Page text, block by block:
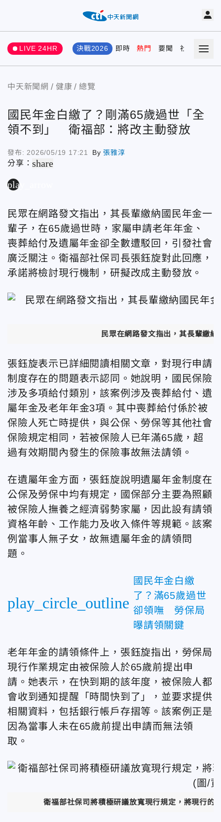
LIVE 24HR 決戰2026 即時 熱門 要聞 社會 娛樂
中天新聞網 健康 總覽
國民年金白繳了？剛滿65歲過世「全
領不到」 衛福部：將改主動發放
發布: 2026/05/19 17:21 By張雅淳
分享：share
play_arrow
民眾在網路發文指出，其長輩繳納國民年金一
輩子，在65歲過世時，家屬申請老年年金、
喪葬給付及遺屬年金卻全數遭駁回，引發社會
廣泛關注。 衛福部社保司長張鈺旋對此回應，
承諾將檢討現行機制，研擬改成主動發放。
民眾在網路發文指出，其長輩繳
張鈺旋表示已詳細閱讀相關文章，對現行申請
制度存在的問題表示認同。她說明，國民保險
涉及多項給付類別，該案例涉及喪葬給付、遺
屬年金及老年年金3項。其中喪葬給付係於被
保險人死亡時提供，與公保、勞保等其他社會
保險規定相同，若被保險人已年滿65歲，超
過有效期間內發生的保險事故無法請領。
在遺屬年金方面，張鈺旋說明遺屬年金制度在
公保及勞保中均有規定，國保部分主要為照顧
被保險人撫養之經濟弱勢家屬，因此設有請領
資格年齡、工作能力及收入條件等規範。該案
例當事人無子女，故無遺屬年金的請領問
題。
play_circle_outline
國民年金白繳
了？滿65歲過世
卻領嘸 勞保局
曝請領關鍵
老年年金的請領條件上，張鈺旋指出，勞保局
現行作業規定由被保險人於65歲前提出申
請。她表示，在快到期的該年度，被保險人都
會收到通知提醒「時間快到了」，並要求提供
相關資料，包括銀行帳戶存摺等。該案例正是
因為當事人未在65歲前提出申請而無法領
取。
衛福部社保司將積極研議放寬現行規定，將現行的